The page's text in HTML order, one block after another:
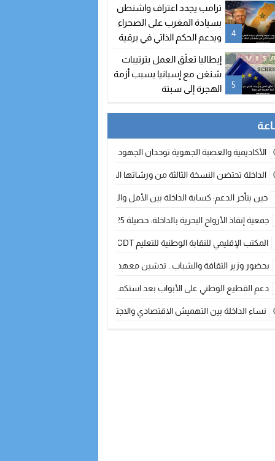
4
ترامب يجدد اعتراف واشنطن
بسيادة المغرب على الصحراء
ويدعم الحكم الذاتي في برقية
إلى الملك محمد السادس
5
إيطاليا تعلّق العمل بترتيبات
شنغن مع إسبانيا بسبب أزمة
الهجرة إلى سبتة
الأكاديمية والعصبة الجهوية توحدان الجهود لتطوير الممارسة الكروية بجهة
الداخلة تحتضن النسخة الثالثة من ورشاتها الدولية: تكوين متخصص في التراث
حين يتأخر الدعم: كسابة الداخلة بين الأمل والقلق ؟
جمعية إنقاذ الأرواح البحرية بالداخلة: حصيلة 2025 بين مهام الإنقاذ ومشروع “دار البحار”
المكتب الإقليمي للنقابة الوطنية للتعليم CDT يجتمع مع المدير الإقليمي لمناقشة ملفات جوهرية لنساء ورجال التعليم
بحضور وزير الثقافة والشباب.. تدشين معهد الموسيقى والفنون الكوريغرافية بالداخلة
دعم القطيع الوطني على الأبواب بعد استكمال الترقيم… الفلاحة المغربية
نساء الداخلة بين التهميش الاقتصادي والاجتماعي… في المؤسسات الإنتاجية